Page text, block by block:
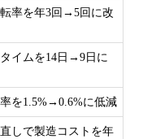
率を年3回→5回に改
イムを14日→9日に
を1.5%→0.6%に低減
しで製造コストを年